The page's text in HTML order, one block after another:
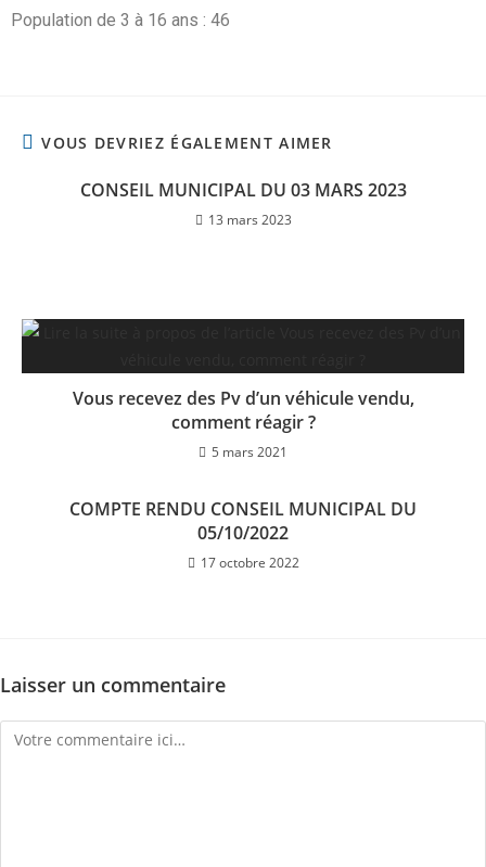
Population de 3 à 16 ans : 46
VOUS DEVRIEZ ÉGALEMENT AIMER
CONSEIL MUNICIPAL DU 03 MARS 2023
13 mars 2023
Vous recevez des Pv d’un véhicule vendu,
comment réagir ?
5 mars 2021
COMPTE RENDU CONSEIL MUNICIPAL DU
05/10/2022
17 octobre 2022
Laisser un commentaire